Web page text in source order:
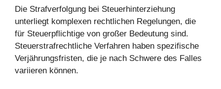
Die Strafverfolgung bei Steuerhinterziehung
unterliegt komplexen rechtlichen Regelungen, die
für Steuerpflichtige von großer Bedeutung sind.
Steuerstrafrechtliche Verfahren haben spezifische
Verjährungsfristen, die je nach Schwere des Falles
variieren können.